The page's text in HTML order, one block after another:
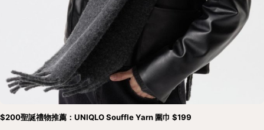
$200聖誕禮物推薦：UNIQLO Souffle Yarn 圍巾 $199